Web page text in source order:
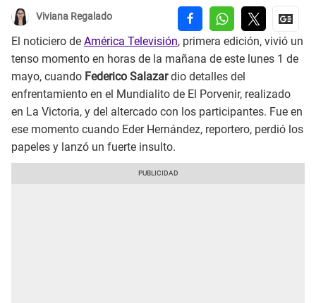
Viviana Regalado
El noticiero de América Televisión, primera edición, vivió un
tenso momento en horas de la mañana de este lunes 1 de
mayo, cuando Federico Salazardio detalles del
enfrentamiento en el Mundialito de El Porvenir, realizado
en La Victoria, y del altercado con los participantes. Fue en
ese momento cuando Eder Hernández, reportero, perdió los
papeles y lanzó un fuerte insulto.